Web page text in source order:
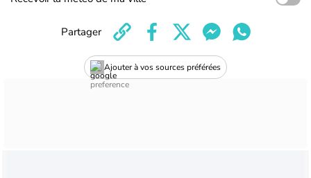
Ajouter à vos sources préférées
Partager